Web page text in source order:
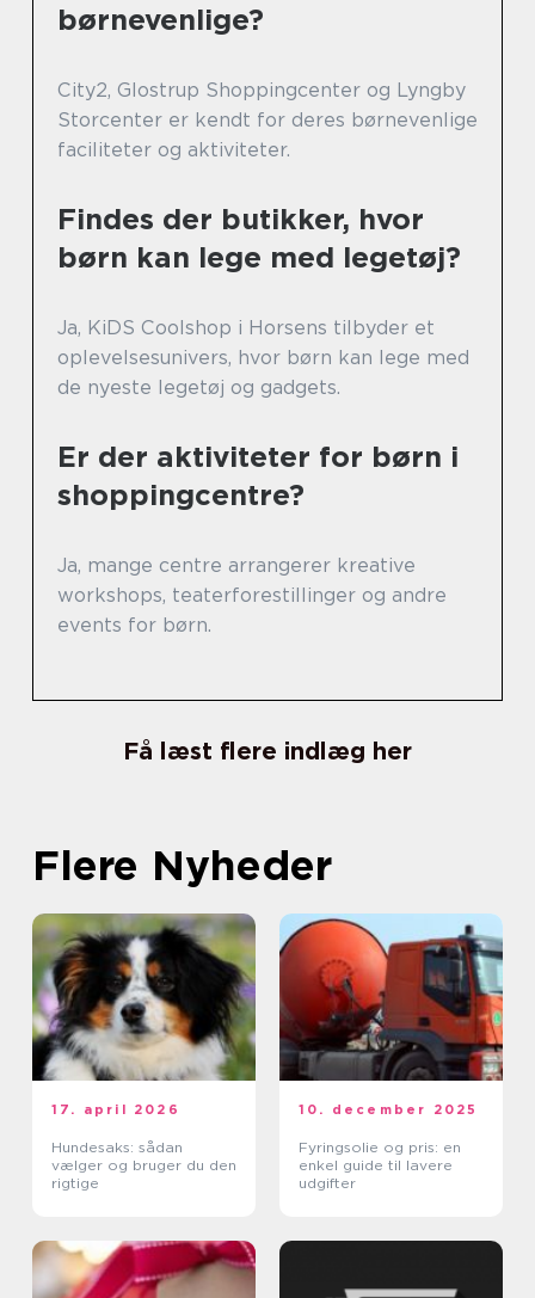
børnevenlige?
City2, Glostrup Shoppingcenter og Lyngby
Storcenter er kendt for deres børnevenlige
faciliteter og aktiviteter.
Findes der butikker, hvor
børn kan lege med legetøj?
Ja, KiDS Coolshop i Horsens tilbyder et
oplevelsesunivers, hvor børn kan lege med
de nyeste legetøj og gadgets.
Er der aktiviteter for børn i
shoppingcentre?
Ja, mange centre arrangerer kreative
workshops, teaterforestillinger og andre
events for børn.
Få læst flere indlæg her
Flere Nyheder
17. april 2026
Hundesaks: sådan
vælger og bruger du den
rigtige
10. december 2025
Fyringsolie og pris: en
enkel guide til lavere
udgifter